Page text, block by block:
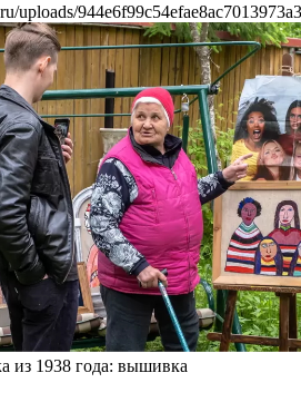
uploads/
из 1938 года: вышивка